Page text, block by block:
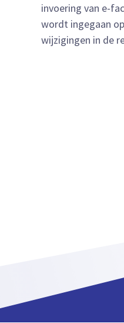
invoering van e-
wordt ingegaan
wijzigingen in de